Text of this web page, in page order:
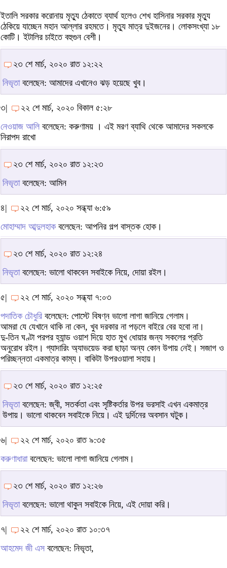
ইতালি সরকার করোনায় মৃত্যু ঠেকাতে ব্যার্থ হলেও শেখ হাসিনার সরকার মৃত্যু
ঠেকিয়ে যাচ্ছেন মহান আল্লার রহমতে। মৃত্যু মাত্র দুইজনের। লোকসংখ্যা ১৮
কোটি। ইটালির চাইতে বহুগুন বেশী।
২৩ শে মার্চ, ২০২০ রাত ১২:২২
নিভৃতা বলেছেন: আমাদের এখানেও ঝড় হয়েছে খুব।
৩|
২২ শে মার্চ, ২০২০ বিকাল ৫:২৮
নেওয়াজ আলি বলেছেন: করুণাময় । এই মরণ ব্যাথি থেকে আমাদের সকলকে
নিরাপদ রাখো
২৩ শে মার্চ, ২০২০ রাত ১২:২৩
নিভৃতা বলেছেন: আমিন
৪|
২২ শে মার্চ, ২০২০ সন্ধ্যা ৬:৫৯
মোহাম্মাদ আব্দুলহাকবলেছেন: আপনির গল্প বাস্তক হোক।
২৩ শে মার্চ, ২০২০ রাত ১২:২৪
নিভৃতা বলেছেন: ভালো থাকবেন সবাইকে নিয়ে, দোয়া রইল।
৫|
২২ শে মার্চ, ২০২০ সন্ধ্যা ৭:০৩
পদাতিক চৌধুরি বলেছেন: পোস্টে বিষণ্ন ভালো লাগা জানিয়ে গেলাম।
আমরা যে যেখানে থাকি না কেন, খুব দরকার না পড়লে বাইরে বের হবো না।
দু-তিন ঘণ্টা পরপর হ্যান্ড ওয়াশ দিয়ে হাত মুখ ধোয়ার জন্য সকলের প্রতি
অনুরোধ রইল। গ্যাদারিং অ্যাভয়েড করা ছাড়া অন্য কোন উপায় নেই। সজাগ ও
পরিচ্ছন্নতা একমাত্র কাম্য। বাকিটা উপরওয়ালা সহায়।
২৩ শে মার্চ, ২০২০ রাত ১২:২৫
নিভৃতা বলেছেন: জ্বী, সতর্কতা এবং সৃষ্টিকর্তার উপর ভরসাই এখন একমাত্র
উপায়। ভালো থাকবেন সবাইকে নিয়ে। এই দুর্দিনের অবসান ঘটুক।
৬|
২২ শে মার্চ, ২০২০ রাত ৯:৩৫
করুণাধারাবলেছেন: ভালো লাগা জানিয়ে গেলাম।
২৩ শে মার্চ, ২০২০ রাত ১২:২৬
নিভৃতা বলেছেন: ভালো থাকুন সবাইকে নিয়ে, এই দোয়া করি।
৭|
২২ শে মার্চ, ২০২০ রাত ১০:৩৭
আহমেদ জী এস বলেছেন: নিভৃতা,